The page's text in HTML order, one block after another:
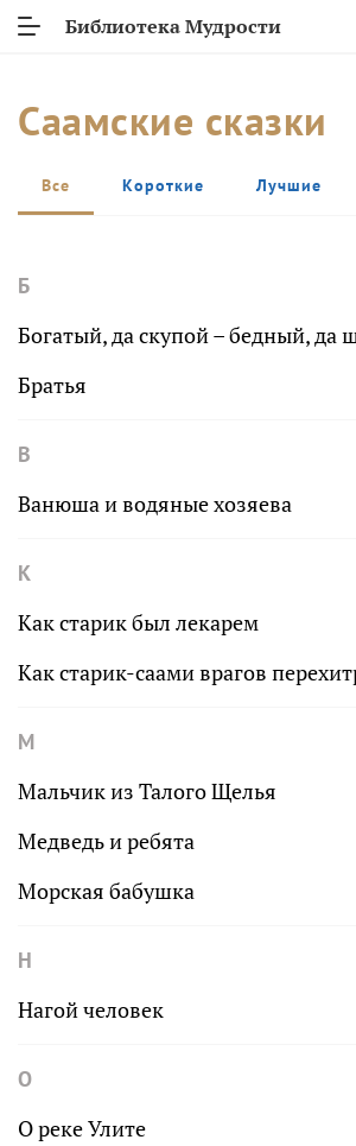
Библиотека Мудрости
Саамские сказки
Все Короткие Лучшие
Б
Богатый, да скупой – бедный, да
Братья
В
Ванюша и водяные хозяева
К
Как старик был лекарем
Как старик-саами врагов
М
Мальчик из Талого Щелья
Медведь и ребята
Морская бабушка
Н
Нагой человек
О
О реке Улите